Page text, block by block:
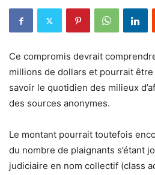
Ce compromis devrait
millions de dollars et pourrait
savoir le quotidien des milieux
des sources anonymes.
Le montant pourrait toutefois
du nombre de plaignants s’étant
judiciaire en nom collectif (class